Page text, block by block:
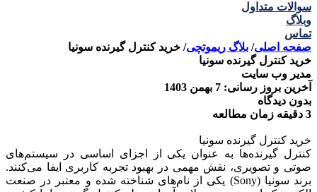
سوالات متداول
وبلاگ
تماس
صفحه اصلی/ بلاگ ریموتچی/ خرید کنترل گیرنده سونیا
خرید کنترل گیرنده سونیا
مدیر وب سایت
آخرین بروز رسانی: 7 بهمن 1403
بدون دیدگاه
3 دقیقه زمان مطالعه
خرید کنترل گیرنده سونیا
کنترل گیرنده‌ها به عنوان یکی از اجزای اساسی در سیستم‌های
صوتی و تصویری، نقش مهمی در بهبود تجربه کاربری ایفا می‌کنند.
برند سونیا (Sony) یکی از نام‌های شناخته شده و معتبر در صنعت